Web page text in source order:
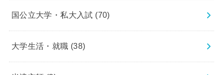
国公立大学・私大入試 (70)
大学生活・就職 (38)